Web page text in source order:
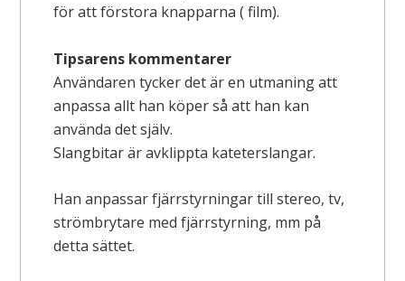
för att förstora knapparna ( film).
Tipsarens kommentarer
Användaren tycker det är en utmaning att
anpassa allt han köper så att han kan
använda det själv.
Slangbitar är avklippta kateterslangar.
Han anpassar fjärrstyrningar till stereo, tv,
strömbrytare med fjärrstyrning, mm på
detta sättet.